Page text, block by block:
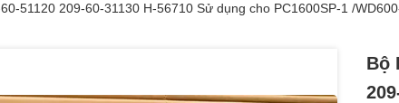
51120 209-60-31130 H-56710 Sử dụng cho PC1600SP-1 /
Bộ